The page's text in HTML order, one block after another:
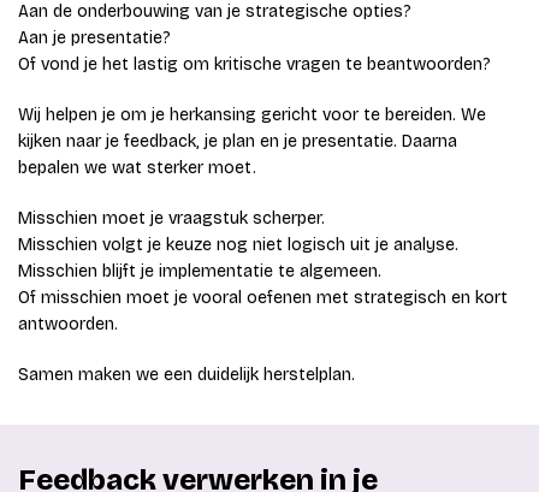
Aan de onderbouwing van je strategische opties?
Aan je presentatie?
Of vond je het lastig om kritische vragen te beantwoorden?
Wij helpen je om je herkansing gericht voor te bereiden. We
kijken naar je feedback, je plan en je presentatie. Daarna
bepalen we wat sterker moet.
Misschien moet je vraagstuk scherper.
Misschien volgt je keuze nog niet logisch uit je analyse.
Misschien blijft je implementatie te algemeen.
Of misschien moet je vooral oefenen met strategisch en kort
antwoorden.
Samen maken we een duidelijk herstelplan.
Feedback verwerken in je